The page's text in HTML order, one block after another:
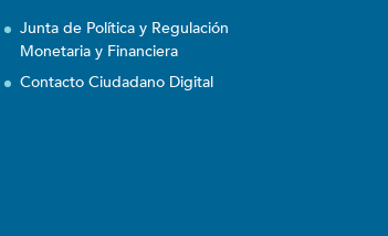
Junta de Política y Regulación
Monetaria y Financiera
Contacto Ciudadano Digital